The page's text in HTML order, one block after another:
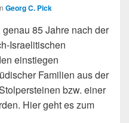
Georg C. Pick
85 Jahre nach der
Israelitischen
einstiegen
Familien aus der
bzw. einer
Hier geht es zum
steht bevor